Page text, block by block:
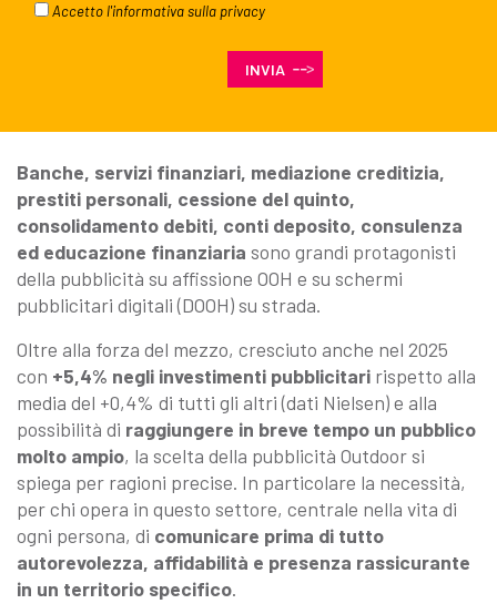
Accetto l'informativa sulla privacy
Banche, servizi finanziari, mediazione creditizia,
prestiti personali, cessione del quinto,
consolidamento debiti, conti deposito, consulenza
ed educazione finanziaria sono grandi protagonisti
della pubblicità su affissione OOH e su schermi
pubblicitari digitali (DOOH) su strada.
Oltre alla forza del mezzo, cresciuto anche nel 2025
con +5,4% negli investimenti pubblicitari rispetto alla
media del +0,4% di tutti gli altri (dati Nielsen) e alla
possibilità di raggiungere in breve tempo un pubblico
molto ampio, la scelta della pubblicità Outdoor si
spiega per ragioni precise. In particolare la necessità,
per chi opera in questo settore, centrale nella vita di
ogni persona, di comunicare prima di tutto
autorevolezza, affidabilità e presenza rassicurante
in un territorio specifico.